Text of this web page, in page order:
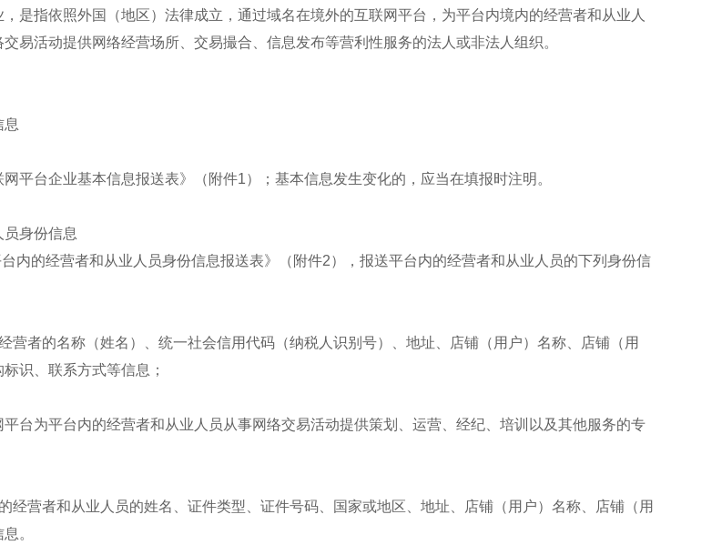
是指依照外国（地区）法律成立，通过域名在境外的互联网平台，为平台内境内的经营者和从业人
易活动提供网络经营场所、交易撮合、信息发布等营利性服务的法人或非法人组织。
息
平台企业基本信息报送表》（附件1）；基本信息发生变化的，应当在填报时注明。
员身份信息
内的经营者和从业人员身份信息报送表》（附件2），报送平台内的经营者和从业人员的下列身份信
营者的名称（姓名）、统一社会信用代码（纳税人识别号）、地址、店铺（用户）名称、店铺（用
识、联系方式等信息；
台为平台内的经营者和从业人员从事网络交易活动提供策划、运营、经纪、培训以及其他服务的专
经营者和从业人员的姓名、证件类型、证件号码、国家或地区、地址、店铺（用户）名称、店铺（用
。